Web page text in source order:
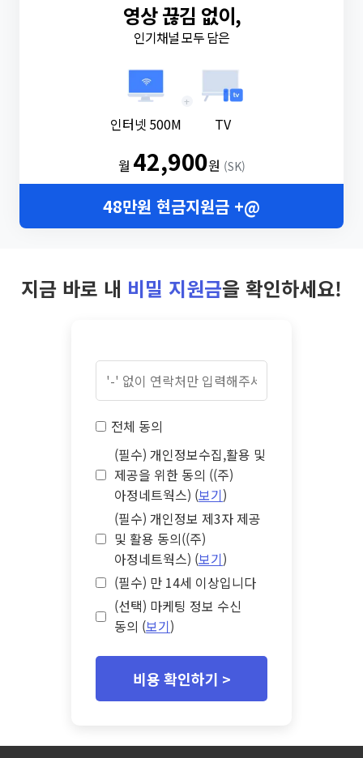
영상 끊김 없이,
인기채널 모두 담은
인터넷 500M
+
TV
월 42,900원 (SK)
48만원 현금지원금 +@
지금 바로 내 비밀 지원금을 확인하세요!
전체 동의
(필수) 개인정보수집,활용 및
제공을 위한 동의 ((주)
아정네트웍스) (보기)
(필수) 개인정보 제3자 제공
및 활용 동의((주)
아정네트웍스) (보기)
(필수) 만 14세 이상입니다
(선택) 마케팅 정보 수신
동의 (보기)
비용 확인하기 >